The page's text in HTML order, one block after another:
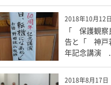
2018年10月12日
「 保護観
告と「 神戸
年記念講演
2018年8月17日